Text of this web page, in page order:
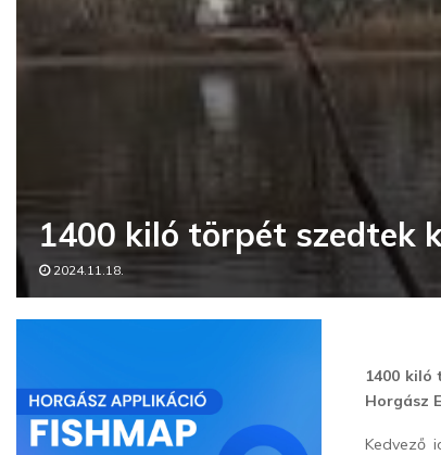
1400 kiló törpét szedtek
2024.11.18.
1400 kiló
Horgász
Kedvező